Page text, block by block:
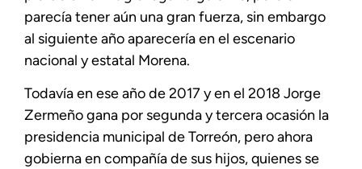
parecía tener aún una gran fuerza, sin embargo
al siguiente año aparecería en el escenario
nacional y estatal Morena.
Todavía en ese año de 2017 y en el 2018 Jorge
Zermeño gana por segunda y tercera ocasión la
presidencia municipal de Torreón, pero ahora
gobierna en compañía de sus hijos, quienes se